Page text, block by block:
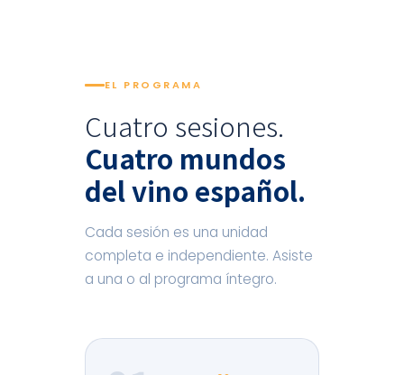
EL PROGRAMA
Cuatro sesiones.
Cuatro mundos
del vino español.
Cada sesión es una unidad
completa e independiente. Asiste
a una o al programa íntegro.